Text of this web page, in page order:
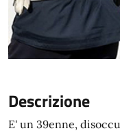
Descrizione
E' un 39enne,